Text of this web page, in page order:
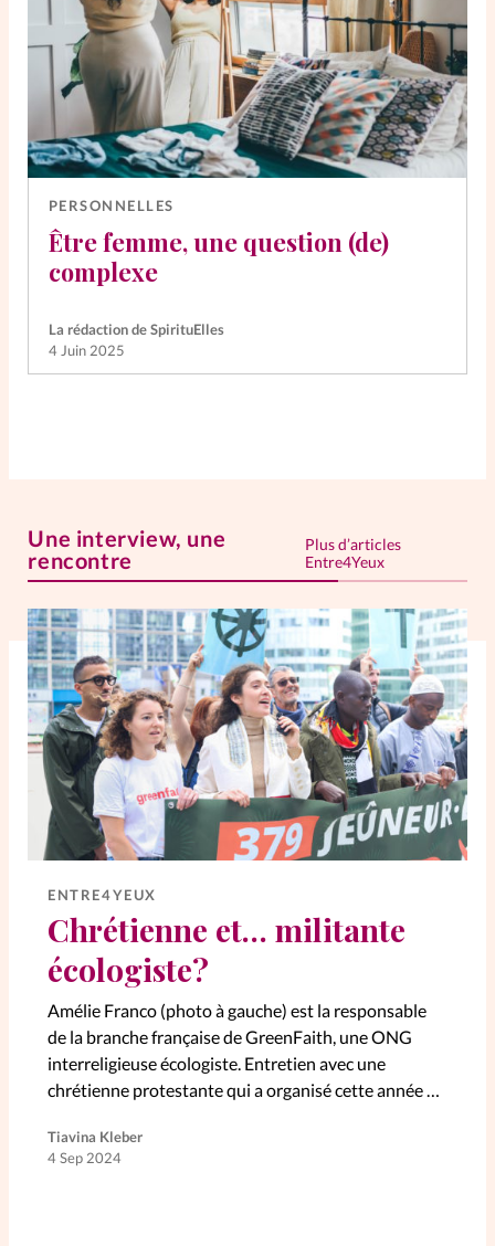
PERSONNELLES
Être femme, une question (de)
complexe
La rédaction de SpirituElles
4 Juin 2025
Une interview, une
rencontre
Plus d’articles
Entre4Yeux
ENTRE4YEUX
Chrétienne et… militante
écologiste?
Amélie Franco (photo à gauche) est la responsable
de la branche française de GreenFaith, une ONG
interreligieuse écologiste. Entretien avec une
chrétienne protestante qui a organisé cette année un
Tiavina Kleber
4 Sep 2024